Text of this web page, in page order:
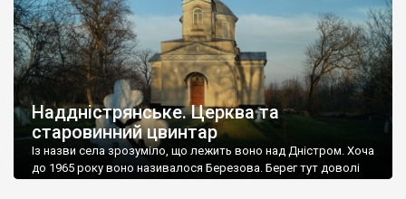
роках Болган […]
Наддністрянське. Церква та
старовинний цвинтар
Із назви села зрозуміло, що лежить воно над Дністром. Хоча
до 1965 року воно називалося Березова. Берег тут доволі